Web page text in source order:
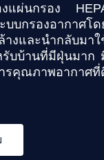
แผ่นกรอง
บบกรองอากาศโด
งและนำกลับมาใ
รับบ้านที่มีฝุ่นมาก
รคุณภาพอากาศที่